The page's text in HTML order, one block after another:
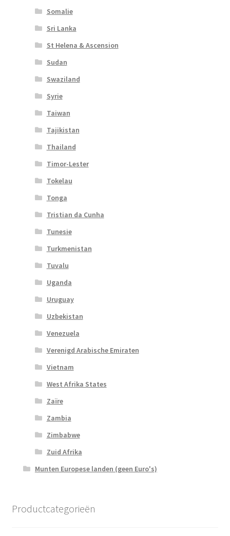
Somalie
Sri Lanka
St Helena & Ascension
Sudan
Swaziland
Syrie
Taiwan
Tajikistan
Thailand
Timor-Lester
Tokelau
Tonga
Tristian da Cunha
Tunesie
Turkmenistan
Tuvalu
Uganda
Uruguay
Uzbekistan
Venezuela
Verenigd Arabische Emiraten
Vietnam
West Afrika States
Zaïre
Zambia
Zimbabwe
Zuid Afrika
Munten Europese landen (geen Euro's)
Productcategorieën